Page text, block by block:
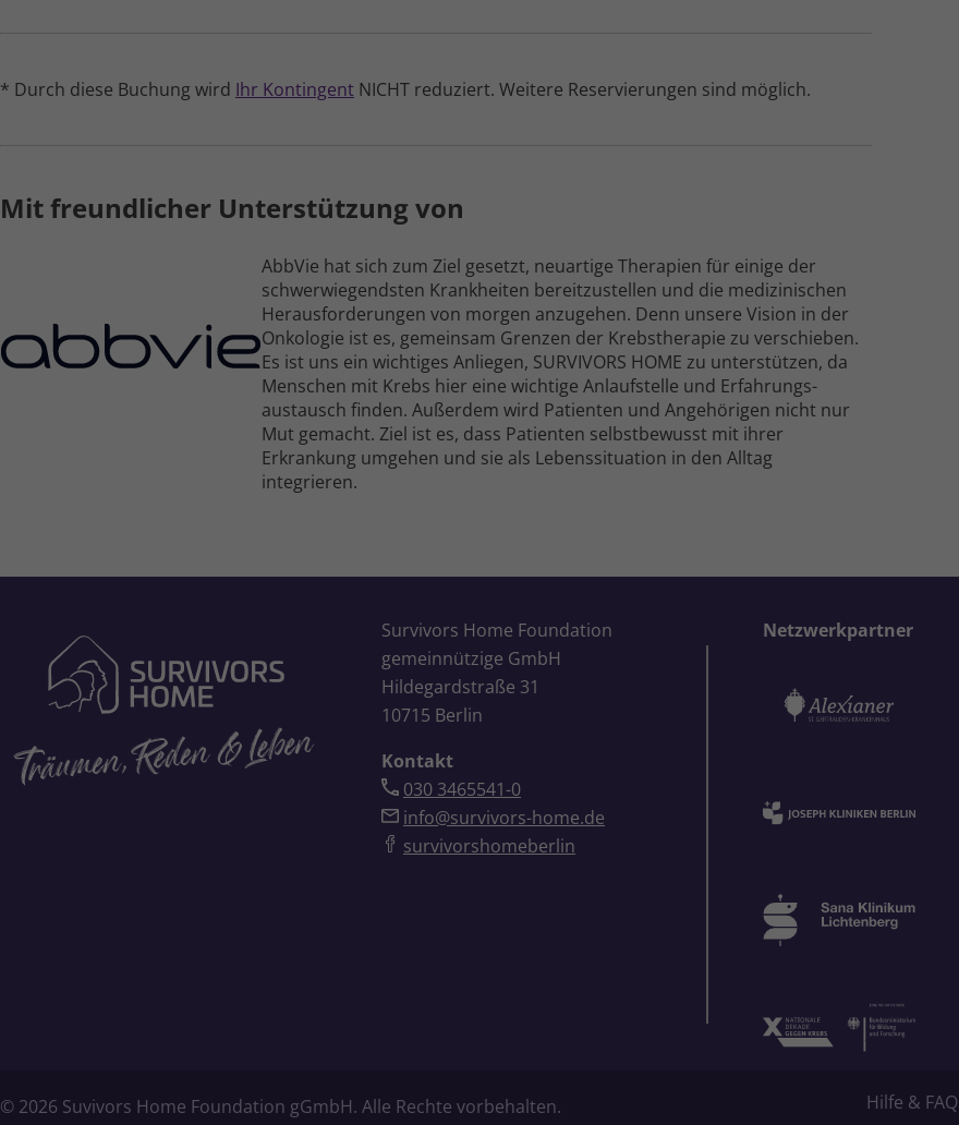
* Durch diese Buchung wird Ihr Kontingent NICHT reduziert. Weitere Reser­vierungen sind möglich.
Mit freundlicher Unterstützung von
AbbVie hat sich zum Ziel gesetzt, neuartige Therapien für einige der
schwer­wiegendsten Krank­heiten bereit­zu­stellen und die medizinischen
Heraus­forderungen von morgen anzugehen. Denn unsere Vision in der
Onkologie ist es, gemeinsam Grenzen der Krebs­therapie zu verschieben.
Es ist uns ein wichtiges Anliegen, SURVIVORS HOME zu unterstützen, da
Menschen mit Krebs hier eine wichtige Anlauf­stelle und Erfahrungs­
austausch finden. Außerdem wird Patienten und Ange­hörigen nicht nur
Mut gemacht. Ziel ist es, dass Patienten selbst­bewusst mit ihrer
Erkrankung umgehen und sie als Lebens­situation in den Alltag
integrieren.
Survivors Home Foundation
gemeinnützige GmbH
Hildegardstraße 31
10715 Berlin
Kontakt
030 3465541-0
info@survivors-home.de
survivorshomeberlin
Netzwerkpartner
© 2026 Suvivors Home Foundation gGmbH. Alle Rechte vorbehalten. Hilfe & FAQ